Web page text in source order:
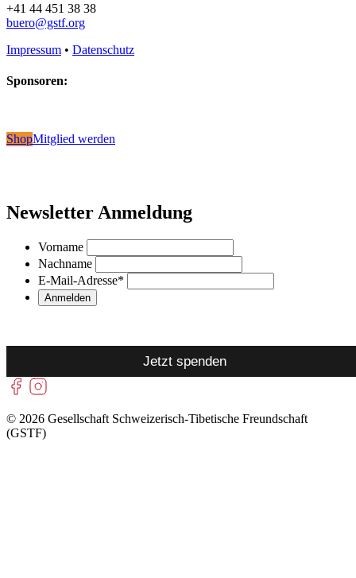
+41 44 451 38 38
buero@gstf.org
Impressum • Datenschutz
Sponsoren:
ShopMitglied werden
Newsletter Anmeldung
Vorname
Nachname
E-Mail-Adresse*
Jetzt spenden
© 2026 Gesellschaft Schweizerisch-Tibetische Freundschaft
(GSTF)